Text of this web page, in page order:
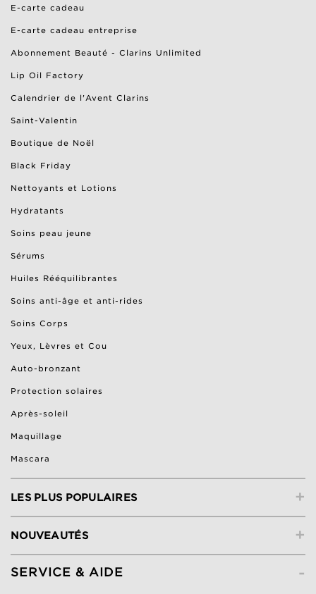
E-carte cadeau
E-carte cadeau entreprise
Abonnement Beauté - Clarins Unlimited
Lip Oil Factory
Calendrier de l'Avent Clarins
Saint-Valentin
Boutique de Noël
Black Friday
Nettoyants et Lotions
Hydratants
Soins peau jeune
Sérums
Huiles Rééquilibrantes
Soins anti-âge et anti-rides
Soins Corps
Yeux, Lèvres et Cou
Auto-bronzant
Protection solaires
Après-soleil
Maquillage
Mascara
+
LES PLUS POPULAIRES
+
NOUVEAUTÉS
-
SERVICE & AIDE